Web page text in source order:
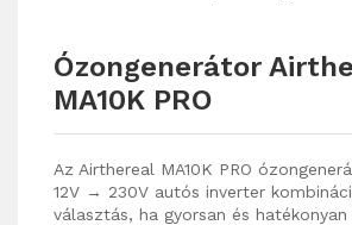
Ózongenerátor
MA10K PRO
Az Airthereal MA10K PRO
12V → 230V autós inverter
választás, ha gyorsan és